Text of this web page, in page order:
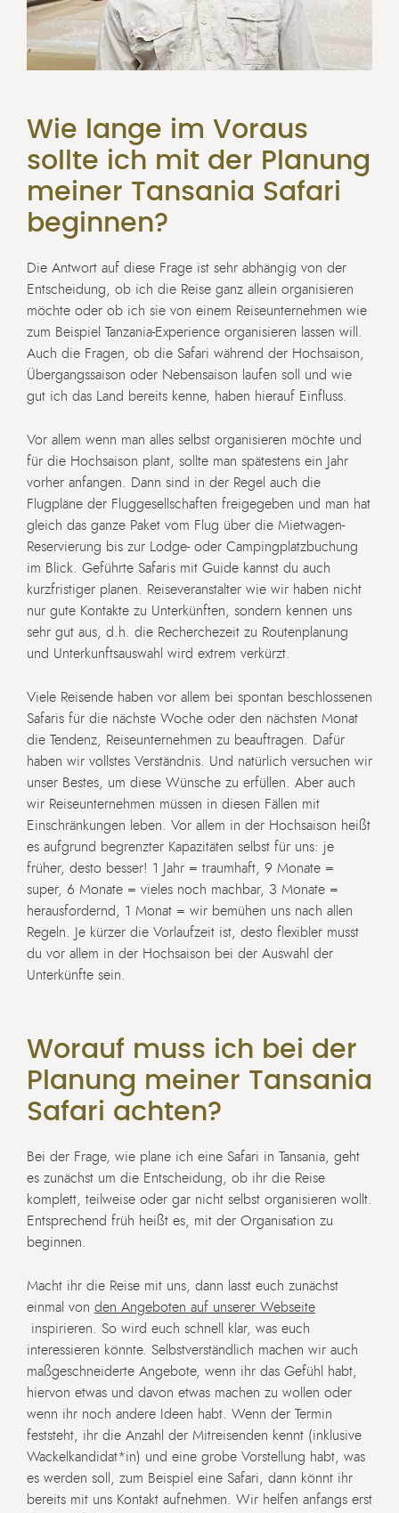
Wie lange im Voraus
sollte ich mit der Planung
meiner Tansania Safari
beginnen?
Die Antwort auf diese Frage ist sehr abhängig von der
Entscheidung, ob ich die Reise ganz allein organisieren
möchte oder ob ich sie von einem Reiseunternehmen wie
zum Beispiel Tanzania-Experience organisieren lassen will.
Auch die Fragen, ob die Safari während der Hochsaison,
Übergangssaison oder Nebensaison laufen soll und wie
gut ich das Land bereits kenne, haben hierauf Einfluss.
Vor allem wenn man alles selbst organisieren möchte und
für die Hochsaison plant, sollte man spätestens ein Jahr
vorher anfangen. Dann sind in der Regel auch die
Flugpläne der Fluggesellschaften freigegeben und man hat
gleich das ganze Paket vom Flug über die Mietwagen-
Reservierung bis zur Lodge- oder Campingplatzbuchung
im Blick. Geführte Safaris mit Guide kannst du auch
kurzfristiger planen. Reiseveranstalter wie wir haben nicht
nur gute Kontakte zu Unterkünften, sondern kennen uns
sehr gut aus, d.h. die Recherchezeit zu Routenplanung
und Unterkunftsauswahl wird extrem verkürzt.
Viele Reisende haben vor allem bei spontan beschlossenen
Safaris für die nächste Woche oder den nächsten Monat
die Tendenz, Reiseunternehmen zu beauftragen. Dafür
haben wir vollstes Verständnis. Und natürlich versuchen wir
unser Bestes, um diese Wünsche zu erfüllen. Aber auch
wir Reiseunternehmen müssen in diesen Fällen mit
Einschränkungen leben. Vor allem in der Hochsaison heißt
es aufgrund begrenzter Kapazitäten selbst für uns: je
früher, desto besser! 1 Jahr = traumhaft, 9 Monate =
super, 6 Monate = vieles noch machbar, 3 Monate =
herausfordernd, 1 Monat = wir bemühen uns nach allen
Regeln. Je kürzer die Vorlaufzeit ist, desto flexibler musst
du vor allem in der Hochsaison bei der Auswahl der
Unterkünfte sein.
Worauf muss ich bei der
Planung meiner Tansania
Safari achten?
Bei der Frage, wie plane ich eine Safari in Tansania, geht
es zunächst um die Entscheidung, ob ihr die Reise
komplett, teilweise oder gar nicht selbst organisieren wollt.
Entsprechend früh heißt es, mit der Organisation zu
beginnen.
Macht ihr die Reise mit uns, dann lasst euch zunächst
einmal von den Angeboten auf unserer Webseite
inspirieren. So wird euch schnell klar, was euch
interessieren könnte. Selbstverständlich machen wir auch
maßgeschneiderte Angebote, wenn ihr das Gefühl habt,
hiervon etwas und davon etwas machen zu wollen oder
wenn ihr noch andere Ideen habt. Wenn der Termin
feststeht, ihr die Anzahl der Mitreisenden kennt (inklusive
Wackelkandidat*in) und eine grobe Vorstellung habt, was
es werden soll, zum Beispiel eine Safari, dann könnt ihr
bereits mit uns Kontakt aufnehmen. Wir helfen anfangs erst